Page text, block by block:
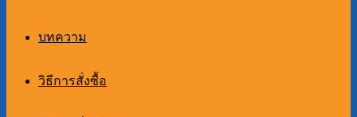
บทความ
วิธีการสั่งซื้อ